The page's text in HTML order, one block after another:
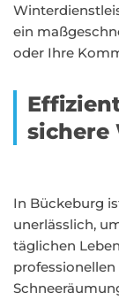
ein
oder Ihre
sichere
In Bückeburg
unerlässlich,
täglichen